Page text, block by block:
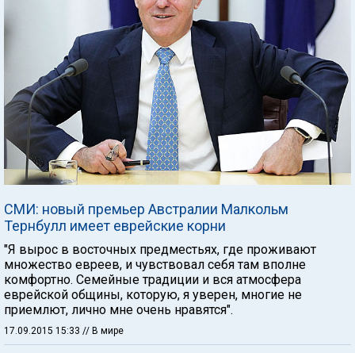
СМИ: новый премьер Австралии Малкольм
Тернбулл имеет еврейские корни
"Я вырос в восточных предместьях, где проживают
множество евреев, и чувствовал себя там вполне
комфортно. Семейные традиции и вся атмосфера
еврейской общины, которую, я уверен, многие не
приемлют, лично мне очень нравятся".
17.09.2015 15:33 // В мире